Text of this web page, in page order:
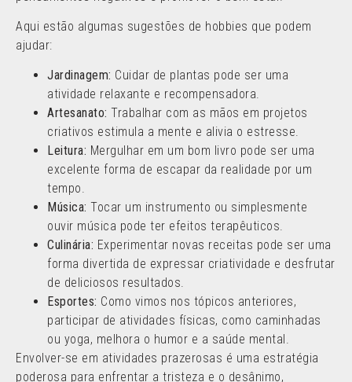
Aqui estão algumas sugestões de hobbies que podem
ajudar:
Jardinagem: Cuidar de plantas pode ser uma
atividade relaxante e recompensadora.
Artesanato: Trabalhar com as mãos em projetos
criativos estimula a mente e alivia o estresse.
Leitura: Mergulhar em um bom livro pode ser uma
excelente forma de escapar da realidade por um
tempo.
Música: Tocar um instrumento ou simplesmente
ouvir música pode ter efeitos terapêuticos.
Culinária: Experimentar novas receitas pode ser uma
forma divertida de expressar criatividade e desfrutar
de deliciosos resultados.
Esportes: Como vimos nos tópicos anteriores,
participar de atividades físicas, como caminhadas
ou yoga, melhora o humor e a saúde mental.
Envolver-se em atividades prazerosas é uma estratégia
poderosa para enfrentar a tristeza e o desânimo,